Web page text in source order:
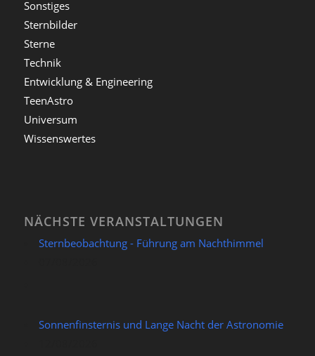
Sonstiges
Sternbilder
Sterne
Technik
Entwicklung & Engineering
TeenAstro
Universum
Wissenswertes
NÄCHSTE VERANSTALTUNGEN
Sternbeobachtung - Führung am Nachthimmel
Sonnenfinsternis und Lange Nacht der Astronomie